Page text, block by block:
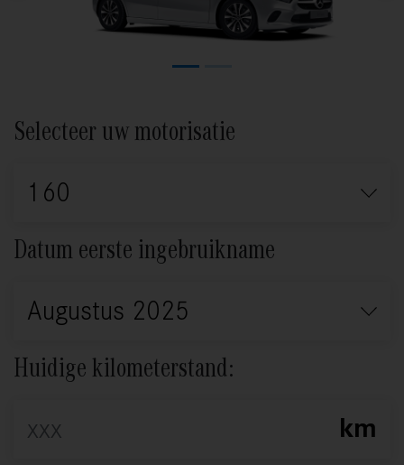
Selecteer uw motorisatie
Datum eerste ingebruikname
Huidige kilometerstand:
km